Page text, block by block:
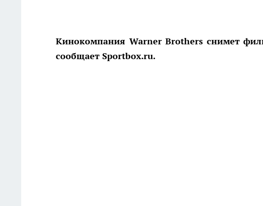
Кинокомпания Warner Brothers снимет
сообщает Sportbox.ru.